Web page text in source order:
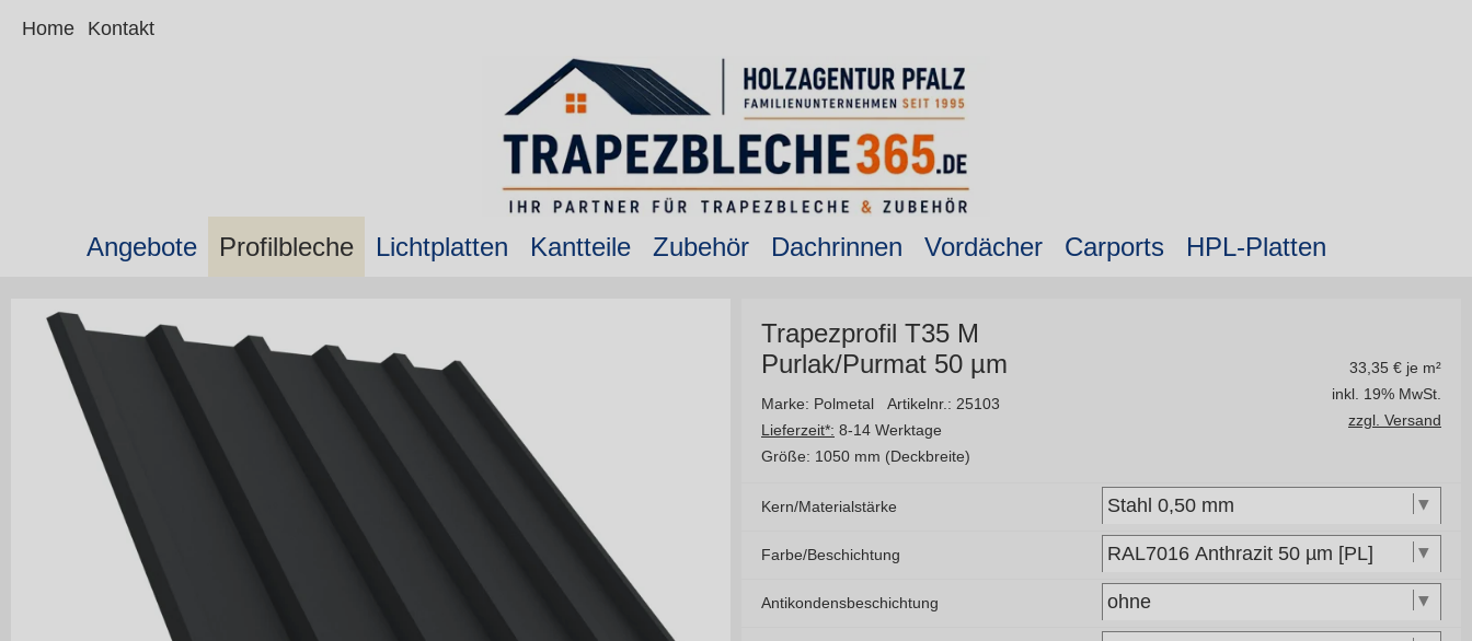
Home Kontakt
Angebote Profilbleche Lichtplatten Kantteile Zubehör Dachrinnen Vordächer Carports HPL-Platten
Trapezprofil T35 M
Purlak/Purmat 50 µm
Marke: Polmetal Artikelnr.: 25103
Lieferzeit*: 8-14 Werktage
Größe: 1050 mm (Deckbreite)
33,35 € je m²
inkl. 19% MwSt.
zzgl. Versand
Kern/Materialstärke
Farbe/Beschichtung
Antikondensbeschichtung